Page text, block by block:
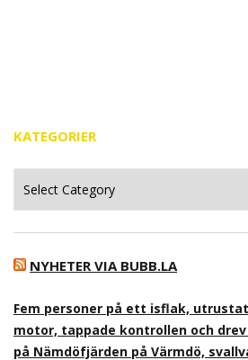
KATEGORIER
NYHETER VIA BUBB.LA
Fem personer på ett isflak,
motor, tappade kontrollen och
på Nämdöfjärden på Värmdö,